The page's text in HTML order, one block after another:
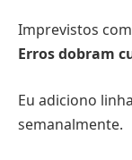
Imprevistos
Erros dobram
Eu adiciono
semanalmente.